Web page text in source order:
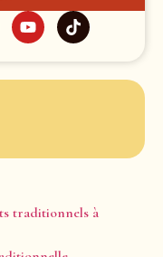
traditionnels à